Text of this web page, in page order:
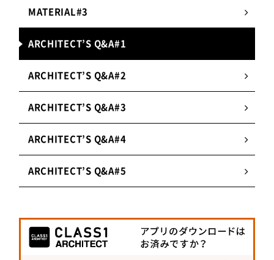
MATERIAL#3
ARCHITECT’S Q&A#1
ARCHITECT’S Q&A#2
ARCHITECT’S Q&A#3
ARCHITECT’S Q&A#4
ARCHITECT’S Q&A#5